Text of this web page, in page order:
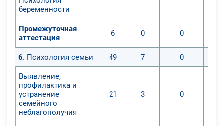
беременности
Промежуточная
аттестация
6 0 0
6. Психология семьи 49 7 0
Выявление,
профилактика и
устранение
семейного
неблагополучия
21 3 0